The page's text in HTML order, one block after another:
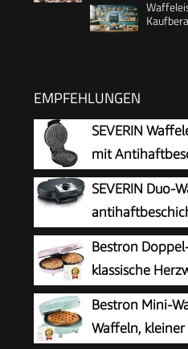
EMPFEHLUNGEN
SEVERIN
mit
klassische
und praktisch, ca. 1.300
schwarz/Edelstal, WA
SEVERIN Duo-
Doppelwaffeleisen für
Herzwaffeln,
ca. 1.200 W Leistung,
Bestron
klassische
Antihaftbeschichtung,
Kindergeburtstage,
Bestron Mini-
Waffeln,